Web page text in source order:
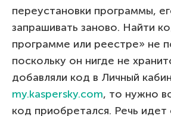
переустановки программы,
запрашивать заново. Найти
программе или реестре» не
поскольку он нигде не
добавляли код в Личный
my.kaspersky.com, то нужно
код приобретался. Речь